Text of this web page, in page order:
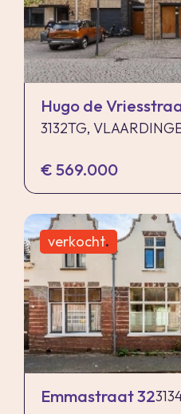
Hugo de
3132TG,
€ 569.000
verkocht.
Emmastraat 32